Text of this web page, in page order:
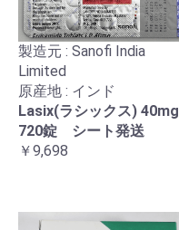
製造元 : Sanofi India
Limited
原産地 : インド
Lasix(ラシックス) 40mg
720錠 シート発送
￥9,698